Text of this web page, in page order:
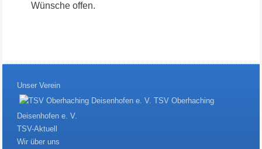
Wünsche offen.
Unser Verein
TSV Oberhaching
Deisenhofen e. V.
TSV-Aktuell
Wir über uns